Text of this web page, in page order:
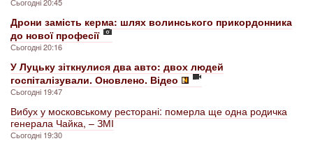
Дрони замість керма: шлях волинського прикордонника
до нової професії
Сьогодні 20:16
У Луцьку зіткнулися два авто: двох людей
госпіталізували. Оновлено. Відео
Сьогодні 19:47
Вибух у московському ресторані: померла ще одна родичка
генерала Чайка, – ЗМІ
Сьогодні 19:30